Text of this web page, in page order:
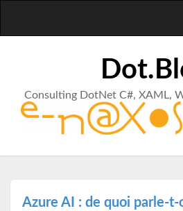
Consulting DotNet C#, XAML,
Azure AI : de quoi parle-t-